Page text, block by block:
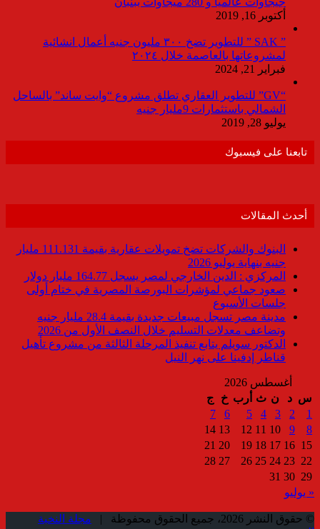
أكتوبر 16, 2019
” SAK ” للتطوير تضخ ٣٠٠ مليون جنيه أعمال انشائية
لمشروعاتها بالعاصمة خلال ٢٠٢٤
فبراير 21, 2024
“GV” للتطوير العقاري تطلق مشروع “وايت ساند” بالساحل
الشمالي باستثمارات 9مليار جنيه
يوليو 28, 2019
تابعنا على فيسبوك
أحدث المقالات
البنوك والشركات تضخ تمويلات عقارية بقيمة 111.131 مليار
جنيه بنهاية يوليو 2026
المركزي : الدين الخارجي لمصر يسجل 164.77 مليار دولار
صعود جماعي لمؤشرات البورصة المصرية في ختام أولى
جلسات الأسبوع
مدينة مصر تسجل مبيعات جديدة بقيمة 28.4 مليار جنيه
وتضاعف معدلات التسليم خلال النصف الأول من 2026
الدكتور سويلم يتابع تنفيذ المرحلة الثالثة من مشروع تأهيل
قناطر إدفينا على نهر النيل
أغسطس 2026
س د ن ث أرب خ
ج
1
2
3
4
5
6
7
8
9
10
11
12
13
14
15
16
17
18
19
20
21
22
23
24
25
26
27
28
29
30
31
« يوليو
© حقوق النشر 2026، جميع الحقوق محفوظة |
مجلة النخبة